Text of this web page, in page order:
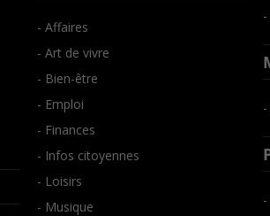
- Affaires
- Art de vivre
- Bien-être
- Emploi
- Finances
- Infos citoyennes
- Loisirs
- Musique